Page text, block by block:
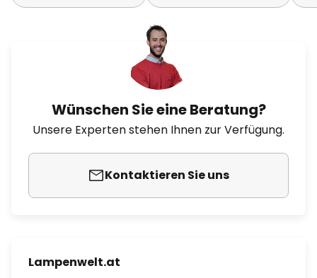
Wünschen Sie eine Beratung?
Unsere Experten stehen Ihnen zur Verfügung.
Kontaktieren Sie uns
Lampenwelt.at